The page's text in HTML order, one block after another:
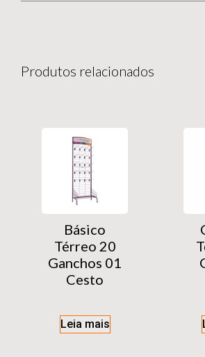
Produtos relacionados
Básico
Térreo 20
Ganchos 01
Cesto
Leia mais